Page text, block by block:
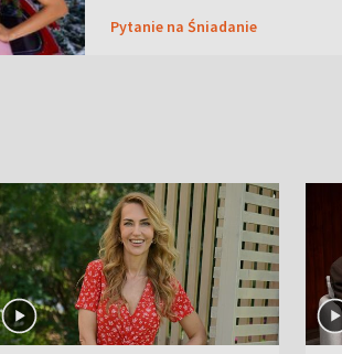
Pytanie na Śniadanie